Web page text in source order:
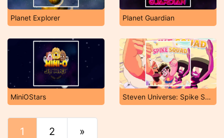
Planet Explorer Planet Guardian
MiniOStars Steven Universe: Spike Squad
1 2 »